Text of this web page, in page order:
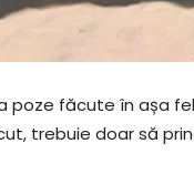
poze făcute în așa
trebuie doar să